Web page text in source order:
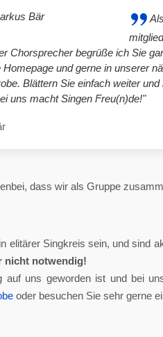
Chorsprecher begrüße ich Sie
Homepage und gerne in unserer
Blättern Sie einfach weiter
uns macht Singen Freu(n)de!"
dass wir als Gruppe
elitärer Singkreis sein, und sind
nicht notwendig!
auf uns geworden ist und bei
oder besuchen Sie sehr gerne